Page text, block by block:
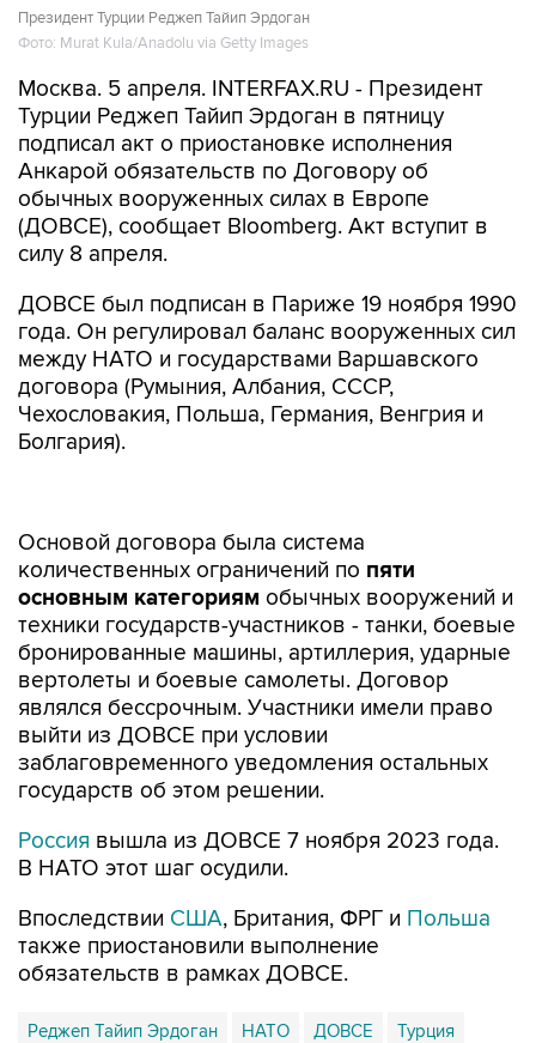
Президент Турции Реджеп Тайип Эрдоган
Фото: Murat Kula/Anadolu via Getty Images
Москва. 5 апреля. INTERFAX.RU - Президент
Турции Реджеп Тайип Эрдоган в пятницу
подписал акт о приостановке исполнения
Анкарой обязательств по Договору об
обычных вооруженных силах в Европе
(ДОВСЕ), сообщает Bloomberg. Акт вступит в
силу 8 апреля.
ДОВСЕ был подписан в Париже 19 ноября 1990
года. Он регулировал баланс вооруженных сил
между НАТО и государствами Варшавского
договора (Румыния, Албания, СССР,
Чехословакия, Польша, Германия, Венгрия и
Болгария).
основным категориямобычных вооружений и
техники государств-участников - танки, боевые
бронированные машины, артиллерия, ударные
вертолеты и боевые самолеты. Договор
являлся бессрочным. Участники имели право
выйти из ДОВСЕ при условии
заблаговременного уведомления остальных
государств об этом решении.
Россиявышла из ДОВСЕ 7 ноября 2023 года.
ВпоследствииСША, Британия, ФРГ и
обязательств в рамках ДОВСЕ.
Реджеп Тайип Эрдоган НАТО ДОВСЕ